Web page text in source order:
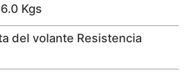
Kgs
del volante Resistencia